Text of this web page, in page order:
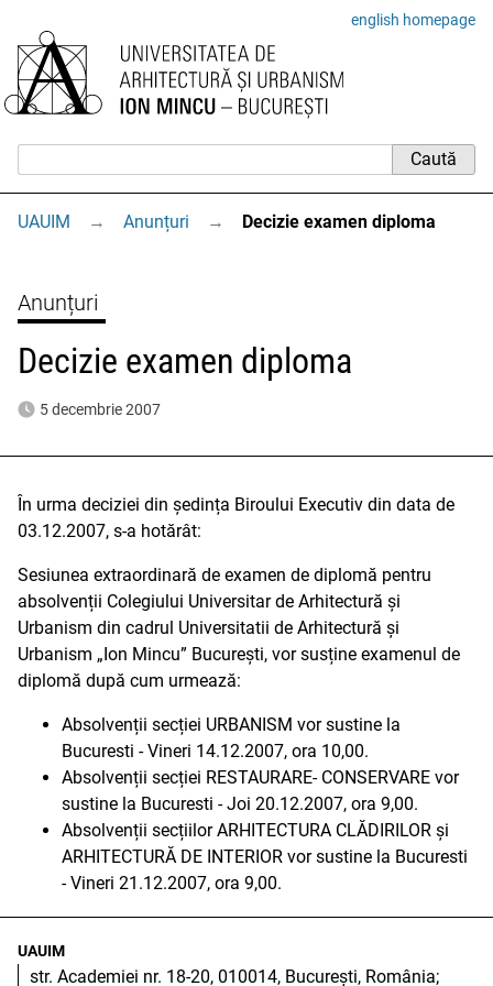
english homepage
UAUIM → Anunțuri → Decizie examen diploma
Anunțuri
Decizie examen diploma
5 decembrie 2007
În urma deciziei din ședința Biroului Executiv din data de
03.12.2007, s-a hotărât:
Sesiunea extraordinară de examen de diplomă pentru
absolvenții Colegiului Universitar de Arhitectură și
Urbanism din cadrul Universitatii de Arhitectură și
Urbanism „Ion Mincu” București, vor susține examenul de
diplomă după cum urmează:
Absolvenții secției URBANISM vor sustine la
Bucuresti - Vineri 14.12.2007, ora 10,00.
Absolvenții secției RESTAURARE- CONSERVARE vor
sustine la Bucuresti - Joi 20.12.2007, ora 9,00.
Absolvenții secțiilor ARHITECTURA CLĂDIRILOR și
ARHITECTURĂ DE INTERIOR vor sustine la Bucuresti
- Vineri 21.12.2007, ora 9,00.
UAUIM
str. Academiei nr. 18-20, 010014, București, România;